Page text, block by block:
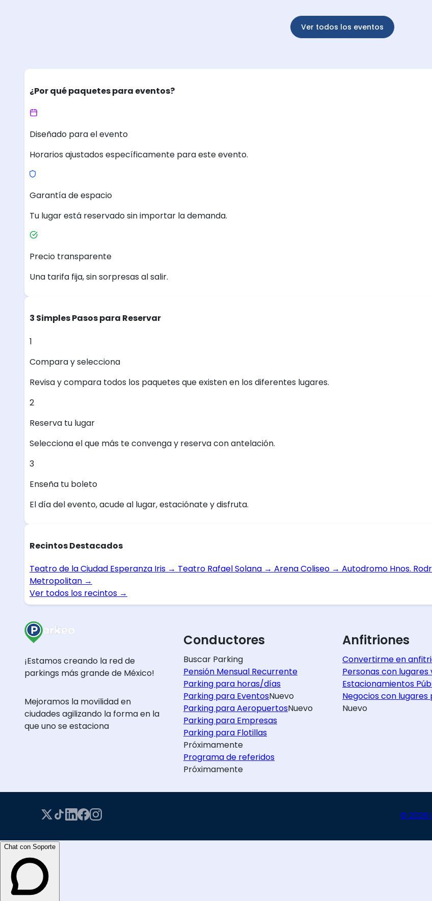
Ver todos los eventos
¿Por qué paquetes para eventos?
Diseñado para el evento
Horarios ajustados específicamente para este evento.
Garantía de espacio
Tu lugar está reservado sin importar la demanda.
Precio transparente
Una tarifa fija, sin sorpresas al salir.
3 Simples Pasos para Reservar
1
Compara y selecciona
Revisa y compara todos los paquetes que existen en los diferentes lugares.
2
Reserva tu lugar
Selecciona el que más te convenga y reserva con antelación.
3
Enseña tu boleto
El día del evento, acude al lugar, estaciónate y disfruta.
Recintos Destacados
Teatro de la Ciudad Esperanza Iris → Teatro Rafael Solana → Arena Coliseo → Autodromo Hnos.
Metropolitan →
Ver todos los recintos →
¡Estamos creando la red de
parkings más grande de México!
Mejoramos la movilidad en
ciudades agilizando la forma en la
que uno se estaciona
Conductores
Buscar Parking
Pensión Mensual Recurrente
Parking para horas/días
Parking para EventosNuevo
Parking para AeropuertosNuevo
Parking para Empresas
Parking para Flotillas
Próximamente
Programa de referidos
Próximamente
Anfitriones
Convertirme en
Personas con lugares
Estacionamientos
Negocios con
Nuevo
© 2026
Chat con Soporte